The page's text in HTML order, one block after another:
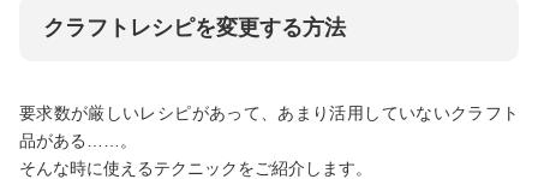
クラフトレシピを変更する方法
要求数が厳しいレシピがあって、あまり活用していないクラフト
品がある……。
そんな時に使えるテクニックをご紹介します。